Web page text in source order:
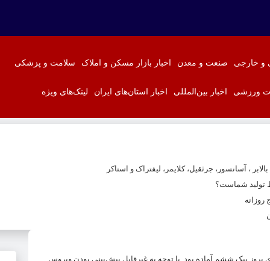
و خارجی صنعت و معدن اخبار بازار مسکن و املاک سلامت و پزشکی
ورزشی اخبار بین‌المللی اخبار استان‌های ایران لینک‌های ویژه
، آسانسور، جرثقیل، کلایمر، لیفتراک و استاکر
تولید شماست؟
پیک ششم آماده بود. با توجه به غیرقابل پیش‌بینی بودن ویروس